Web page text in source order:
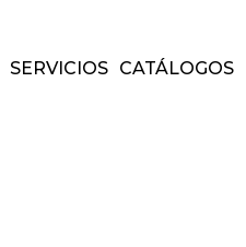
SERVICIOS CATÁLOGOS